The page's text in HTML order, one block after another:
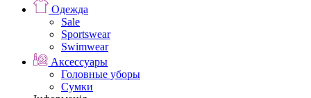
Одежда
Sale
Sportswear
Swimwear
Аксессуары
Головные уборы
Сумки